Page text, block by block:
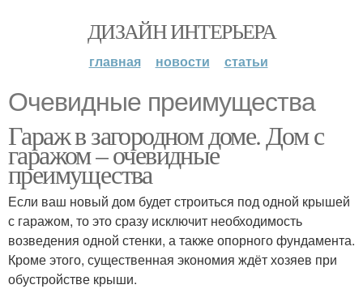
ДИЗАЙН ИНТЕРЬЕРА
главная новости статьи
Очевидные преимущества
Гараж в загородном доме. Дом с
гаражом – очевидные
преимущества
Если ваш новый дом будет строиться под одной крышей
с гаражом, то это сразу исключит необходимость
возведения одной стенки, а также опорного фундамента.
Кроме этого, существенная экономия ждёт хозяев при
обустройстве крыши.